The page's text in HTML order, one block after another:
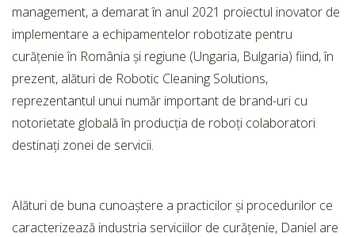
management, a demarat în anul 2021 proiectul inovator de
implementare a echipamentelor robotizate pentru
curățenie în România și regiune (Ungaria, Bulgaria) fiind, în
prezent, alături de Robotic Cleaning Solutions,
reprezentantul unui număr important de brand-uri cu
notorietate globală în producția de roboți colaboratori
destinați zonei de servicii.
Alături de buna cunoaștere a practicilor și procedurilor ce
caracterizează industria serviciilor de curățenie, Daniel are